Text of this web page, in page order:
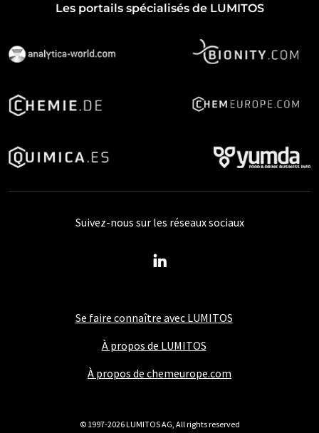
Les portails spécialisés de LUMITOS
Se faire connaître avec LUMITOS
À propos de LUMITOS
À propos de chemeurope.com
Suivez-nous sur les réseaux sociaux
© 1997-2026 LUMITOS AG, All rights reserved